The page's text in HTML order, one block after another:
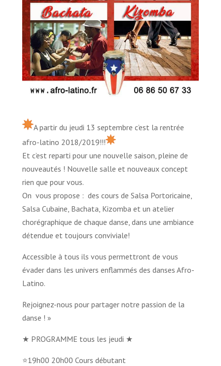
A partir du jeudi 13 septembre c’est la rentrée
afro-latino 2018/2019!!!
Et c’est reparti pour une nouvelle saison, pleine de
nouveautés ! Nouvelle salle et nouveaux concept
rien que pour vous.
On vous propose : des cours de Salsa Portoricaine,
Salsa Cubaine, Bachata, Kizomba et un atelier
chorégraphique de chaque danse, dans une ambiance
détendue et toujours conviviale!
Accessible à tous ils vous permettront de vous
évader dans les univers enflammés des danses Afro-
Latino.
Rejoignez-nous pour partager notre passion de la
danse ! »
★ PROGRAMME tous les jeudi ★
⭐19h00 20h00 Cours débutant